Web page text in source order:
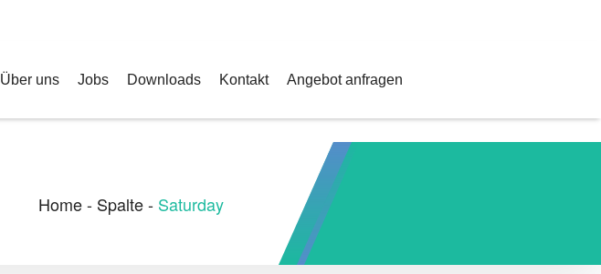
Über uns Jobs Downloads Kontakt Angebot anfragen
Home - Spalte - Saturday